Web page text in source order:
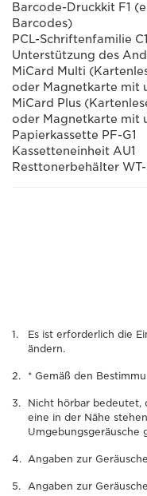
Barcode-Druckkit F1
Barcodes)
PCL-Schriftenfamilie
Unterstützung des
MiCard Multi
oder Magnetkarte mit
MiCard Plus
oder Magnetkarte mit
Papierkassette PF-G1
Kassetteneinheit AU1
Resttonerbehälter WT-
Es ist erforderlich die
ändern.
* Gemäß den
Nicht hörbar bedeutet,
eine in der Nähe
Umgebungsgeräusche
Angaben zur
Angaben zur